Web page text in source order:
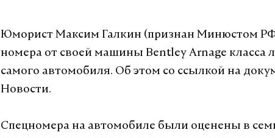
Юморист Максим Галкин (признан Минюстом
номера от своей машины Bentley Arnage класса
самого автомобиля. Об этом со ссылкой на
Новости.
Спецномера на автомобиле были оценены в